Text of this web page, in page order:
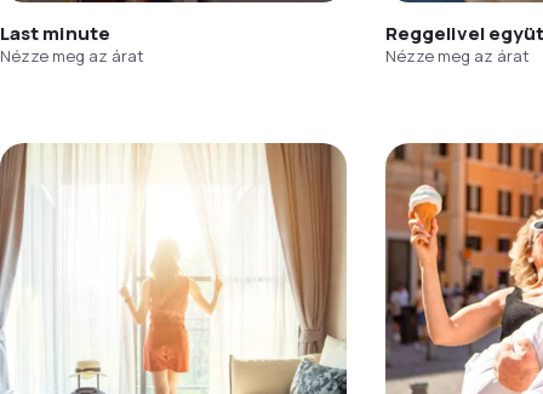
Last minute
Nézze meg az árat
Reggelivel
Nézze meg az árat